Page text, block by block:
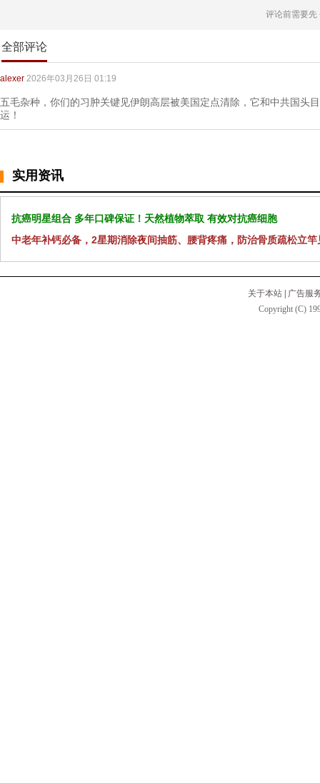
评论前需要先
全部评论
alexer 2026年03月26日 01:19
五毛杂种，你们的习肿关键见伊朗高层被美国定点清除，它和中共国头
运！
实用资讯
抗癌明星组合 多年口碑保证！天然植物萃取 有效对抗癌细胞
中老年补钙必备，2星期消除夜间抽筋、腰背疼痛，防治骨质疏松立竿
关于本站 | 广告服
Copyright (C)